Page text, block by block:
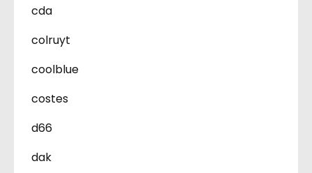
cda
colruyt
coolblue
costes
d66
dak